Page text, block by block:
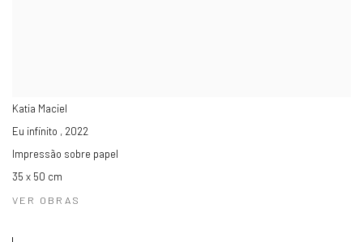
Katia Maciel
Eu infinito , 2022
Impressão sobre papel
35 x 50 cm
VER OBRAS